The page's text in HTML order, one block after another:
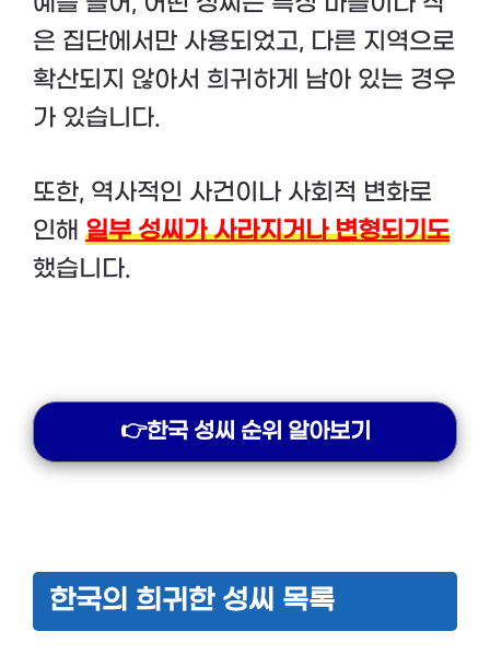
은 집단에서만 사용되었고, 다른 지역으로
확산되지 않아서 희귀하게 남아 있는 경우
가 있습니다.
또한, 역사적인 사건이나 사회적 변화로
인해 일부 성씨가 사라지거나 변형되기도
했습니다.
👉한국 성씨 순위 알아보기
한국의 희귀한 성씨 목록